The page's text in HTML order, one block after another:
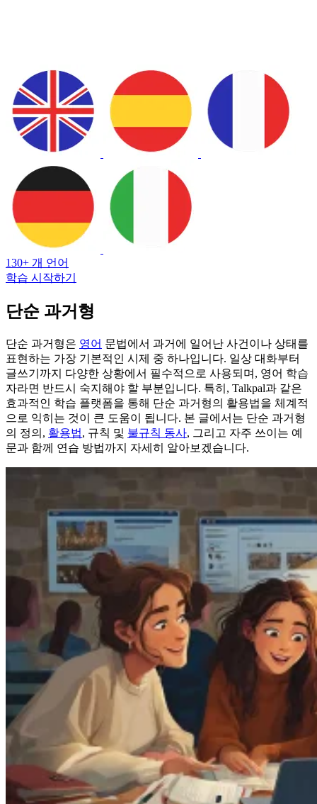
130+ 개 언어
학습 시작하기
단순 과거형
단순 과거형은 영어 문법에서 과거에 일어난 사건이나 상태를
표현하는 가장 기본적인 시제 중 하나입니다. 일상 대화부터
글쓰기까지 다양한 상황에서 필수적으로 사용되며, 영어 학습
자라면 반드시 숙지해야 할 부분입니다. 특히, Talkpal과 같은
효과적인 학습 플랫폼을 통해 단순 과거형의 활용법을 체계적
으로 익히는 것이 큰 도움이 됩니다. 본 글에서는 단순 과거형
의 정의, 활용법, 규칙 및 불규칙 동사, 그리고 자주 쓰이는 예
문과 함께 연습 방법까지 자세히 알아보겠습니다.